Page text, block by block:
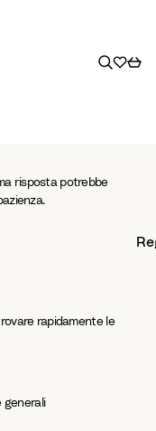
risposta potrebbe
rapidamente le
generali